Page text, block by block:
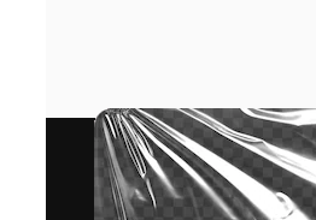
Videos
Filmmaterial
Motion Graphics
Videovorlagen
Icons